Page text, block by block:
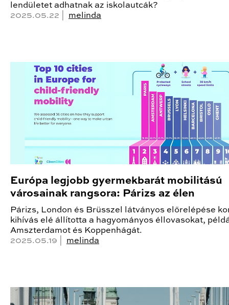
lendületet adhatnak az iskolautcák?
2025.05.22 | melinda
Európa legjobb gyermekbarát mobilitású
városainak rangsora: Párizs az élen
Párizs, London és Brüsszel látványos előrelépése
kihívás elé állította a hagyományos éllovasokat,
Amszterdamot és Koppenhágát.
2025.05.19 | melinda